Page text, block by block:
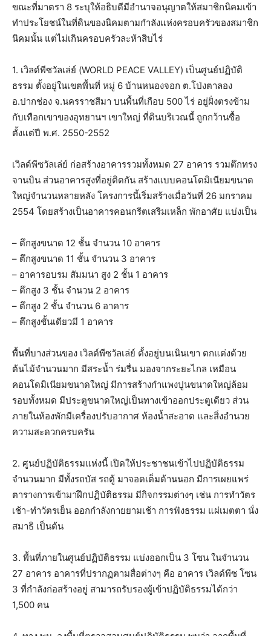
ขณะที่มาตรา 8 ระบุให้อธิบดีมีอํานาจอนุญาตให้สมาชิกนิคมเข้า
ทําประโยชน์ในที่ดินของนิคมตามกําลังแห่งครอบครัวของสมาชิก
นิคมนั้น แต่ไม่เกินครอบครัวละห้าสิบไร่
1. เวิลด์พีซวัลเล่ย์ (WORLD PEACE VALLEY) เป็นศูนย์ปฏิบัติ
ธรรม ตั้งอยู่ในเขตพื้นที่ หมู่ 6 บ้านหนองจอก ต.โป่งตาลอง
อ.ปากช่อง จ.นครราชสีมา บนพื้นที่เกือบ 500 ไร่ อยู่ฝั่งตรงข้าม
กับเทือกเขาของอุทยานฯ เขาใหญ่ ที่ดินบริเวณนี้ ถูกกว้านซื้อ
ตั้งแต่ปี พ.ศ. 2550-2552
เวิลด์พีซวัลเล่ย์ ก่อสร้างอาคารรวมทั้งหมด 27 อาคาร รวมตึกทรง
จานบิน ส่วนอาคารสูงที่อยู่ติดกัน สร้างแบบคอนโดมิเนียมขนาด
ใหญ่จำนวนหลายหลัง โครงการนี้เริ่มสร้างเมื่อวันที่ 26 มกราคม
2554 โดยสร้างเป็นอาคารคอนกรีตเสริมเหล็ก พักอาศัย แบ่งเป็น
– ตึกสูงขนาด 12 ชั้น จำนวน 10 อาคาร
– ตึกสูงขนาด 11 ชั้น จำนวน 3 อาคาร
– อาคารอบรม สัมมนา สูง 2 ชั้น 1 อาคาร
– ตึกสูง 3 ชั้น จำนวน 2 อาคาร
– ตึกสูง 2 ชั้น จำนวน 6 อาคาร
– ตึกสูงชั้นเดียวมี 1 อาคาร
พื้นที่บางส่วนของ เวิลด์พีซวัลเล่ย์ ตั้งอยู่บนเนินเขา ตกแต่งด้วย
ต้นไม้จำนวนมาก มีสระน้ำ ร่มรื่น มองจากระยะไกล เหมือน
คอนโดมิเนียมขนาดใหญ่ มีการสร้างกำแพงปูนขนาดใหญ่ล้อม
รอบทั้งหมด มีประตูขนาดใหญ่เป็นทางเข้าออกประตูเดียว ส่วน
ภายในห้องพักมีเครื่องปรับอากาศ ห้องน้ำสะอาด และสิ่งอำนวย
ความสะดวกครบครัน
2. ศูนย์ปฏิบัติธรรมแห่งนี้ เปิดให้ประชาชนเข้าไปปฏิบัติธรรม
จำนวนมาก มีทั้งรถบัส รถตู้ มาจอดเต็มด้านนอก มีการเผยแพร่
ตารางการเข้ามาฝึกปฏิบัติธรรม มีกิจกรรมต่างๆ เช่น การทำวัตร
เช้า-ทำวัตรเย็น ออกกำลังกายยามเช้า การฟังธรรม แผ่เมตตา นั่ง
สมาธิ เป็นต้น
3. พื้นที่ภายในศูนย์ปฏิบัติธรรม แบ่งออกเป็น 3 โซน ในจำนวน
27 อาคาร อาคารที่ปรากฏตามสื่อต่างๆ คือ อาคาร เวิลด์พีซ โซน
3 ที่กำลังก่อสร้างอยู่ สามารถรับรองผู้เข้าปฏิบัติธรรมได้กว่า
1,500 คน